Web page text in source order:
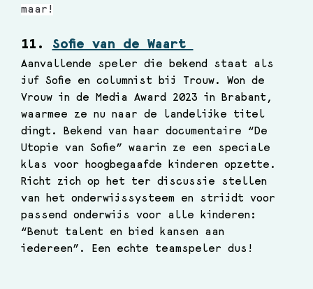
maar!
11. Sofie van de Waart
Aanvallende speler die bekend staat als
juf Sofie en columnist bij Trouw. Won de
Vrouw in de Media Award 2023 in Brabant,
waarmee ze nu naar de landelijke titel
dingt. Bekend van haar documentaire “De
Utopie van Sofie” waarin ze een speciale
klas voor hoogbegaafde kinderen opzette.
Richt zich op het ter discussie stellen
van het onderwijssysteem en strijdt voor
passend onderwijs voor alle kinderen:
“Benut talent en bied kansen aan
iedereen”. Een echte teamspeler dus!